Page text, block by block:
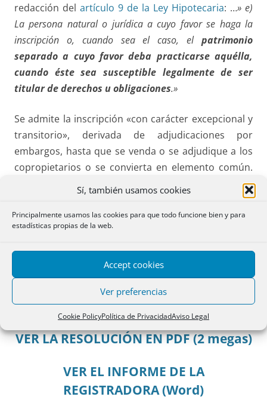
Sí, también usamos cookies
Principalmente usamos las cookies para que todo funcione bien y para
estadísticas propias de la web.
Accept cookies
Ver preferencias
Cookie PolicyPolítica de PrivacidadAviso Legal
redacción del artículo 9 de la Ley Hipotecaria: …» e)
La persona natural o jurídica a cuyo favor se haga la
inscripción o, cuando sea el caso, el patrimonio
separado a cuyo favor deba practicarse aquélla,
cuando éste sea susceptible legalmente de ser
titular de derechos u obligaciones.»
Se admite la inscripción «con carácter excepcional y
transitorio», derivada de adjudicaciones por
embargos, hasta que se venda o se adjudique a los
copropietarios o se convierta en elemento común.
Pero la inscripción tiene duración indefinida…, por lo
que queda en el aire la situación creada si pasa el
tiempo y no se hace ninguna de las tres cosas.
Oficial del Registro de Pedreguer (Alicante), a quien
agradecemos su atención.
VER LA RESOLUCIÓN EN PDF (2 megas)
VER EL INFORME DE LA
REGISTRADORA (Word)